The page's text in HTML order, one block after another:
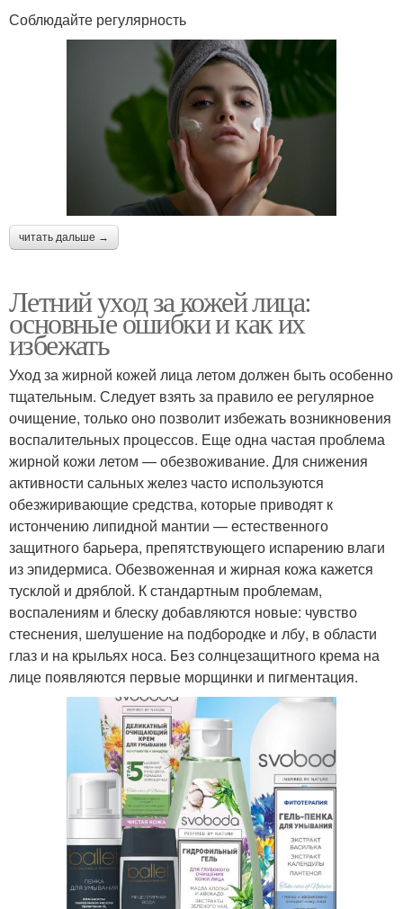
Соблюдайте регулярность
читать дальше →
Летний уход за кожей лица:
основные ошибки и как их
избежать
Уход за жирной кожей лица летом должен быть особенно
тщательным. Следует взять за правило ее регулярное
очищение, только оно позволит избежать возникновения
воспалительных процессов. Еще одна частая проблема
жирной кожи летом — обезвоживание. Для снижения
активности сальных желез часто используются
обезжиривающие средства, которые приводят к
истончению липидной мантии — естественного
защитного барьера, препятствующего испарению влаги
из эпидермиса. Обезвоженная и жирная кожа кажется
тусклой и дряблой. К стандартным проблемам,
воспалениям и блеску добавляются новые: чувство
стеснения, шелушение на подбородке и лбу, в области
глаз и на крыльях носа. Без солнцезащитного крема на
лице появляются первые морщинки и пигментация.